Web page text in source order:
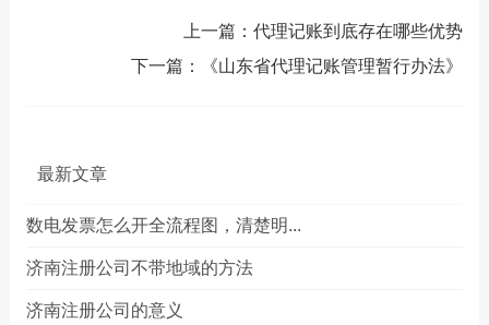
上一篇：代理记账到底存在哪些优势
下一篇：
《山东省代理记账管理暂行办法》
最新文章
数电发票怎么开全流程图，清楚明...
济南注册公司不带地域的方法
济南注册公司的意义